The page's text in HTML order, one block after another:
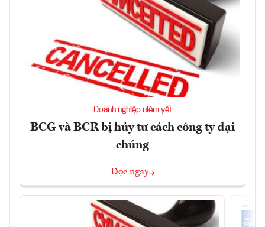
Doanh nghiệp niêm yết
BCG và BCR bị hủy tư cách công ty đại
chúng
Đọc ngay